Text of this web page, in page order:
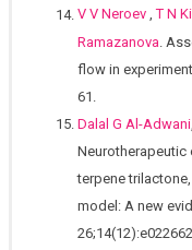
V V Neroev ,T N
Ramazanova .
flow in
61.
Dalal G Al-Adwani
terpene
model: A new